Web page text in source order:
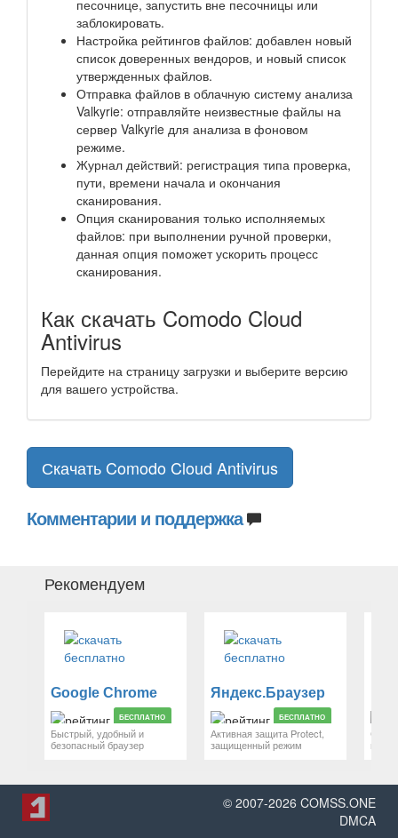
песочнице, запустить вне песочницы или
заблокировать.
Настройка рейтингов файлов: добавлен новый
список доверенных вендоров, и новый список
утвержденных файлов.
Отправка файлов в облачную систему анализа
Valkyrie: отправляйте неизвестные файлы на
сервер Valkyrie для анализа в фоновом
режиме.
Журнал действий: регистрация типа проверка,
пути, времени начала и окончания
сканирования.
Опция сканирования только исполняемых
файлов: при выполнении ручной проверки,
данная опция поможет ускорить процесс
сканирования.
Как скачать Comodo Cloud
Antivirus
Перейдите на страницу загрузки и выберите версию
для вашего устройства.
Скачать Comodo Cloud Antivirus
Комментарии и поддержка
Рекомендуем
Google Chrome
БЕСПЛАТНО
Быстрый, удобный и
безопасный браузер
Яндекс.Браузер
БЕСПЛАТНО
Активная защита Protect,
защищенный режим
веб-
© 2007-2026 COMSS.ONE
DMCA